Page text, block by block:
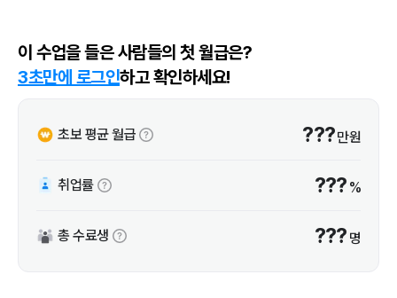
이 수업을 들은 사람들의 첫 월급은?
3초만에 로그인하고 확인하세요!
초보 평균 월급 ???만원
취업률 ??? %
총 수료생 ??? 명